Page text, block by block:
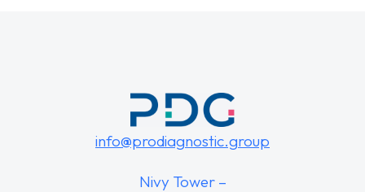
info@prodiagnostic.group
Nivy Tower –